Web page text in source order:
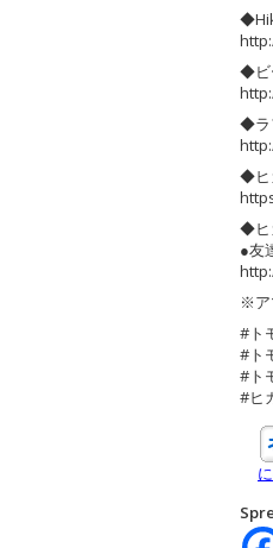
◆ビ
◆ラ
◆ヒ
◆ヒ
●友
※ア
#ト
#ト
#ト
#ヒ